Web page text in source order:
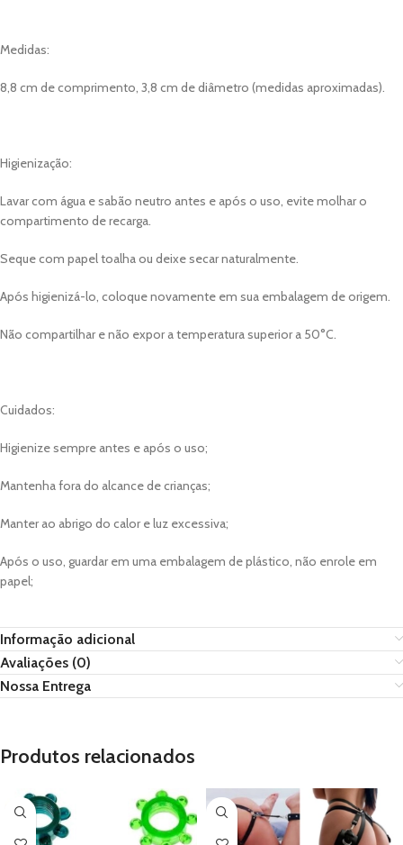
Medidas:
8,8 cm de comprimento, 3,8 cm de diâmetro (medidas aproximadas).
Higienização:
Lavar com água e sabão neutro antes e após o uso, evite molhar o
compartimento de recarga.
Seque com papel toalha ou deixe secar naturalmente.
Após higienizá-lo, coloque novamente em sua embalagem de origem.
Não compartilhar e não expor a temperatura superior a 50°C.
Cuidados:
Higienize sempre antes e após o uso;
Mantenha fora do alcance de crianças;
Manter ao abrigo do calor e luz excessiva;
Após o uso, guardar em uma embalagem de plástico, não enrole em
papel;
Informação adicional
Avaliações (0)
Nossa Entrega
Produtos relacionados